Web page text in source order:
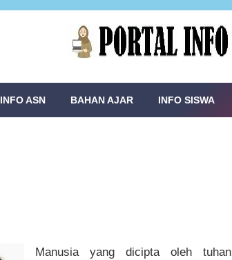
INFO ASN BAHAN AJAR INFO SISWA
Manusia yang dicipta oleh tuhan